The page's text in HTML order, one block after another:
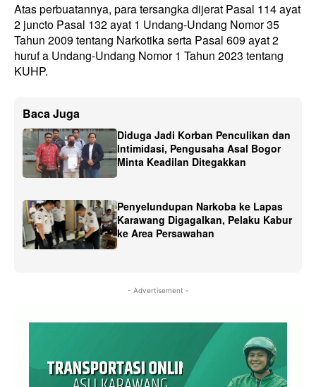
Atas perbuatannya, para tersangka dijerat Pasal 114 ayat
2 juncto Pasal 132 ayat 1 Undang-Undang Nomor 35
Tahun 2009 tentang Narkotika serta Pasal 609 ayat 2
huruf a Undang-Undang Nomor 1 Tahun 2023 tentang
KUHP.
Baca Juga
Diduga Jadi Korban Penculikan dan
Intimidasi, Pengusaha Asal Bogor
Minta Keadilan Ditegakkan
Penyelundupan Narkoba ke Lapas
Karawang Digagalkan, Pelaku Kabur
ke Area Persawahan
- Advertisement -